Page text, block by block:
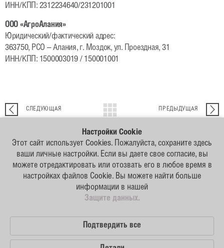
Настройки Cookie
Этот сайт использует Cookies. Пожалуйста, сохраните здесь
ваши личные настройки. Если вы даете свое согласие, вы
можете отредактировать или отозвать его в любое время в
настройках файлов Сookie. Вы можете найти больше
информации в нашей
Защите данных.
Подтвердить все
ИНН/КПП: 2312234640/231201001
ООО «АгроАлания»
Юридический/фактический адрес:
363750, РСО – Алания, г. Моздок, ул. Проездная, 31
ИНН/КПП: 1500003019 / 150001001
СЛЕДУЮЩАЯ ПРЕДЫДУЩАЯ
Наши
партнеры
© 2026 German Seed Alliance GmbH
Кормовые бобы
Подсолнечник
Научные исследования
Селекция
Консультационная поддержка
Видеолекции
Семеноводство